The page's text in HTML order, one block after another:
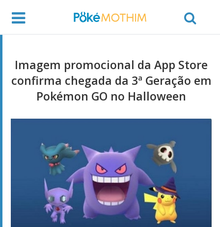
Imagem promocional da App Store
confirma chegada da 3ª Geração em
Pokémon GO no Halloween